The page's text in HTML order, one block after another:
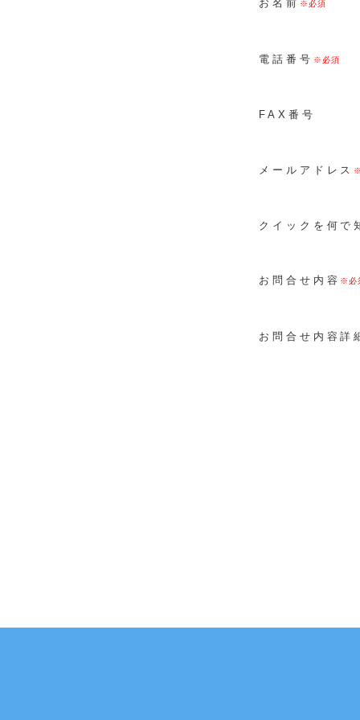
お名前
電話番号
FAX番号
メールアドレス
クイックを何で
お問合せ内容
お問合せ内容詳